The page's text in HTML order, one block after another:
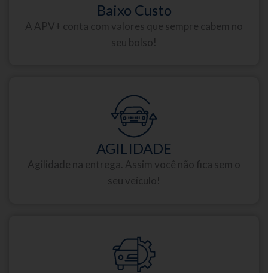
Baixo Custo
A APV+ conta com valores que sempre cabem no
seu bolso!
AGILIDADE
Agilidade na entrega. Assim você não fica sem o
seu veículo!